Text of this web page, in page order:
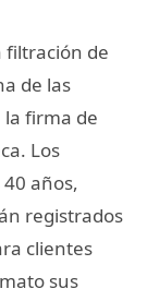
filtración de
de las
la firma de
Los
años,
registrados
clientes
sus